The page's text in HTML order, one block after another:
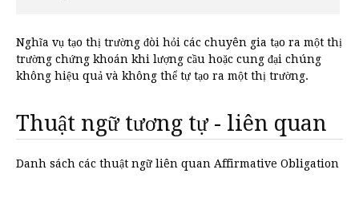
Nghĩa vụ tạo thị trường đòi hỏi các chuyên gia tạo ra một thị
trường chứng khoán khi lượng cầu hoặc cung đại chúng
không hiệu quả và không thể tự tạo ra một thị trường.
Thuật ngữ tương tự - liên quan
Danh sách các thuật ngữ liên quan Affirmative Obligation